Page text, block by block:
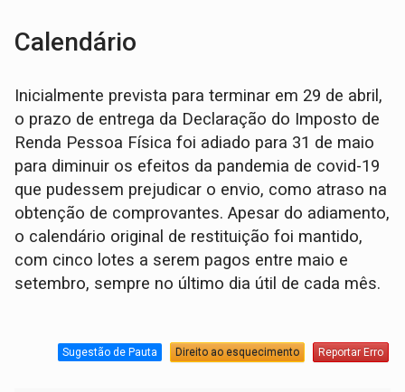
Calendário
Inicialmente prevista para terminar em 29 de abril,
o prazo de entrega da Declaração do Imposto de
Renda Pessoa Física foi adiado para 31 de maio
para diminuir os efeitos da pandemia de covid-19
que pudessem prejudicar o envio, como atraso na
obtenção de comprovantes. Apesar do adiamento,
o calendário original de restituição foi mantido,
com cinco lotes a serem pagos entre maio e
setembro, sempre no último dia útil de cada mês.
Sugestão de Pauta Direito ao esquecimento Reportar Erro